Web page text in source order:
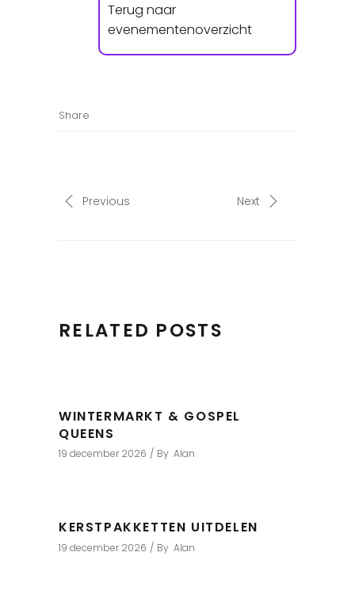
Terug naar
evenementenoverzicht
Share
Previous Next
RELATED POSTS
WINTERMARKT & GOSPEL
QUEENS
19 december 2026 By Alan
KERSTPAKKETTEN UITDELEN
19 december 2026 By Alan